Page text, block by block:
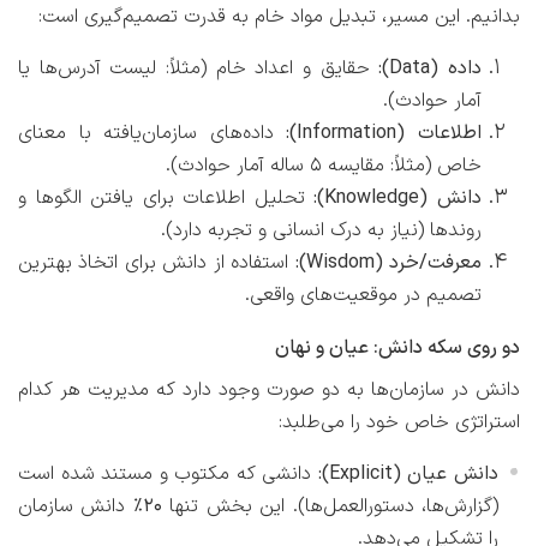
بدانیم. این مسیر، تبدیل مواد خام به قدرت تصمیم‌گیری است:
داده (Data):
حقایق و اعداد خام (مثلاً: لیست آدرس‌ها یا
آمار حوادث).
اطلاعات (Information):
داده‌های سازمان‌یافته با معنای
خاص (مثلاً: مقایسه ۵ ساله آمار حوادث).
دانش (Knowledge):
تحلیل اطلاعات برای یافتن الگوها و
روندها (نیاز به درک انسانی و تجربه دارد).
معرفت/خرد (Wisdom):
استفاده از دانش برای اتخاذ بهترین
تصمیم در موقعیت‌های واقعی.
دو روی سکه دانش: عیان و نهان
دانش در سازمان‌ها به دو صورت وجود دارد که مدیریت هر کدام
استراتژی خاص خود را می‌طلبد:
دانش عیان (Explicit):
دانشی که مکتوب و مستند شده است
(گزارش‌ها، دستورالعمل‌ها). این بخش تنها ۲۰٪
دانش سازمان
را تشکیل می‌دهد.